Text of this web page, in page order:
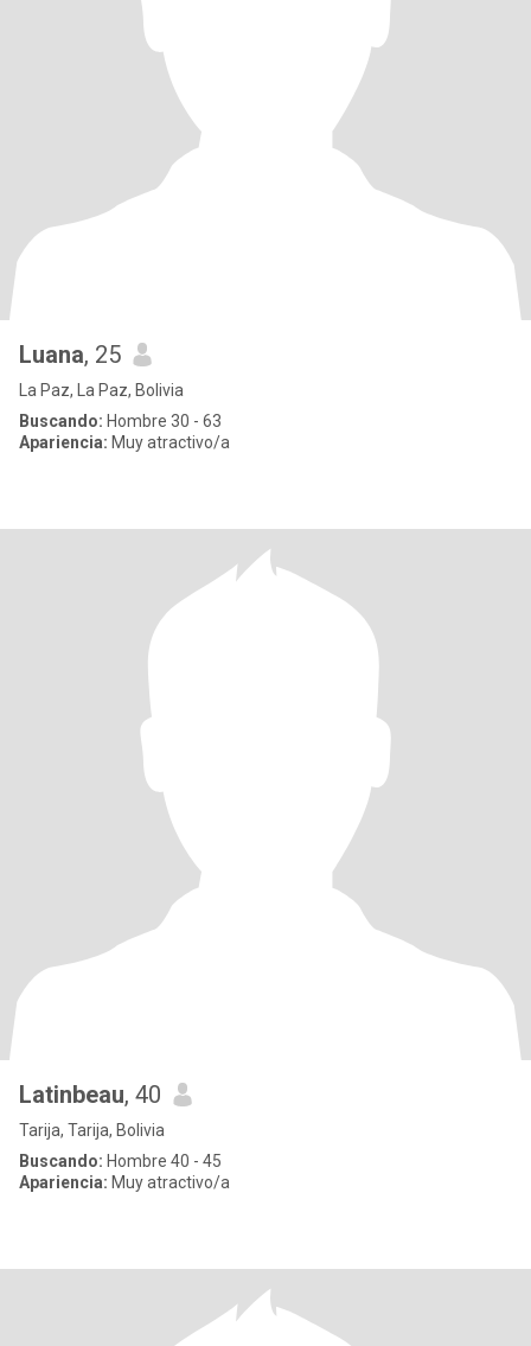
Luana, 25
La Paz, La Paz, Bolivia
Buscando: Hombre 30 - 63
Apariencia: Muy atractivo/a
Latinbeau, 40
Tarija, Tarija, Bolivia
Buscando: Hombre 40 - 45
Apariencia: Muy atractivo/a